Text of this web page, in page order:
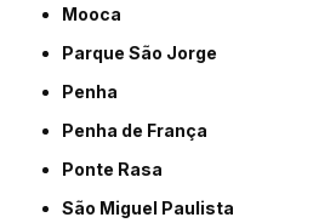
Mooca
Parque São Jorge
Penha
Penha de França
Ponte Rasa
São Miguel Paulista